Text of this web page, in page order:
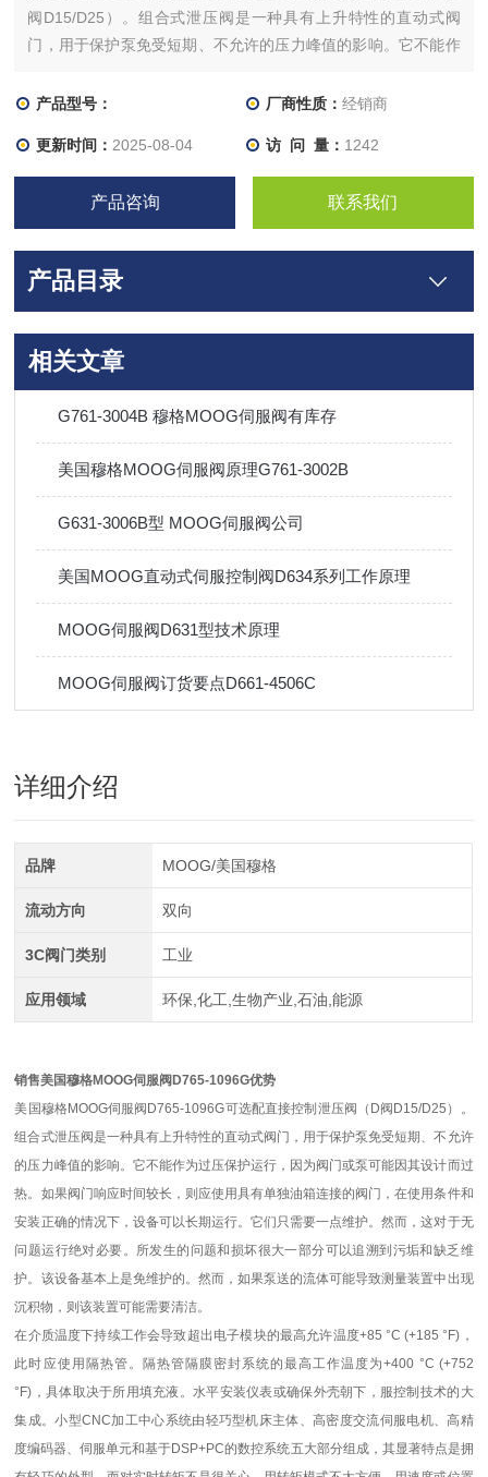
阀D15/D25）。组合式泄压阀是一种具有上升特性的直动式阀
门，用于保护泵免受短期、不允许的压力峰值的影响。它不能作
响应时间较长，则应使用具有单独油箱连接的阀门，在使用条件
产品型号： 厂商性质： 经销商
更新时间： 2025-08-04 访 问 量： 1242
产品咨询 联系我们
产品目录
相关文章
G761-3004B 穆格MOOG伺服阀有库存
美国穆格MOOG伺服阀原理G761-3002B
G631-3006B型 MOOG伺服阀公司
美国MOOG直动式伺服控制阀D634系列工作原理
MOOG伺服阀D631型技术原理
MOOG伺服阀订货要点D661-4506C
详细介绍
品牌 MOOG/美国穆格
流动方向 双向
3C阀门类别 工业
应用领域 环保,化工,生物产业,石油,能源
销售美国穆格MOOG伺服阀D765-1096G优势
美国穆格MOOG伺服阀D765-1096G可选配直接控制泄压阀（D阀D15/D25）。
组合式泄压阀是一种具有上升特性的直动式阀门，用于保护泵免受短期、不允许
的压力峰值的影响。它不能作为过压保护运行，因为阀门或泵可能因其设计而过
热。如果阀门响应时间较长，则应使用具有单独油箱连接的阀门，在使用条件和
安装正确的情况下，设备可以长期运行。它们只需要一点维护。然而，这对于无
问题运行绝对必要。所发生的问题和损坏很大一部分可以追溯到污垢和缺乏维
护。该设备基本上是免维护的。然而，如果泵送的流体可能导致测量装置中出现
沉积物，则该装置可能需要清洁。
在介质温度下持续工作会导致超出电子模块的最高允许温度+85 °C (+185 °F)，
此时应使用隔热管。隔热管隔膜密封系统的最高工作温度为+400 °C (+752
°F)，具体取决于所用填充液。水平安装仪表或确保外壳朝下，服控制技术的大
集成。小型CNC加工中心系统由轻巧型机床主体、高密度交流伺服电机、高精
度编码器、伺服单元和基于DSP+PC的数控系统五大部分组成，其显著特点是拥